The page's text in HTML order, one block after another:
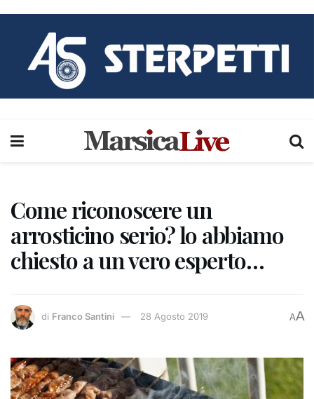
Come riconoscere un
arrosticino serio? lo abbiamo
chiesto a un vero esperto…
di Franco Santini 28 Agosto 2019 AA